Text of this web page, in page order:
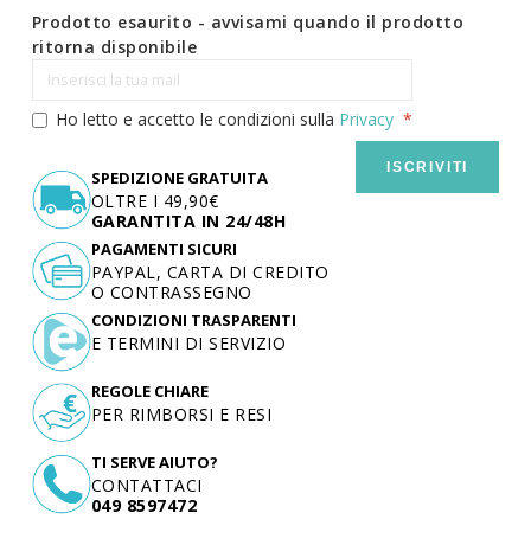
Prodotto esaurito - avvisami quando il prodotto
ritorna disponibile
Ho letto e accetto le condizioni sulla Privacy
ISCRIVITI
SPEDIZIONE GRATUITA
OLTRE I 49,90€
GARANTITA IN 24/48H
TI SERVE AIUTO?
CONTATTACI
049 8597472
PAGAMENTI SICURI
PAYPAL, CARTA DI CREDITO
O CONTRASSEGNO
CONDIZIONI TRASPARENTI
E TERMINI DI SERVIZIO
REGOLE CHIARE
PER RIMBORSI E RESI